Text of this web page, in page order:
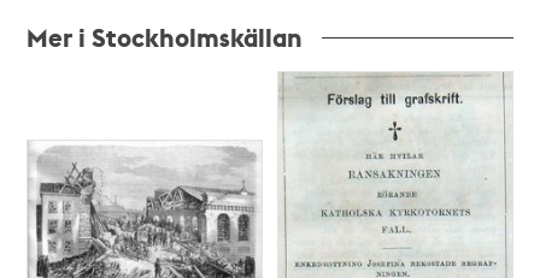
Mer i Stockholmskällan
och
teman